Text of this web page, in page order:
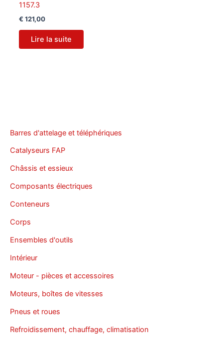
Barres d'attelage et téléphériques
Catalyseurs FAP
Châssis et essieux
Composants électriques
Conteneurs
Corps
Ensembles d'outils
Intérieur
Moteur - pièces et accessoires
Moteurs, boîtes de vitesses
Pneus et roues
Refroidissement, chauffage, climatisation
1157.3
€ 121,00
Lire la suite